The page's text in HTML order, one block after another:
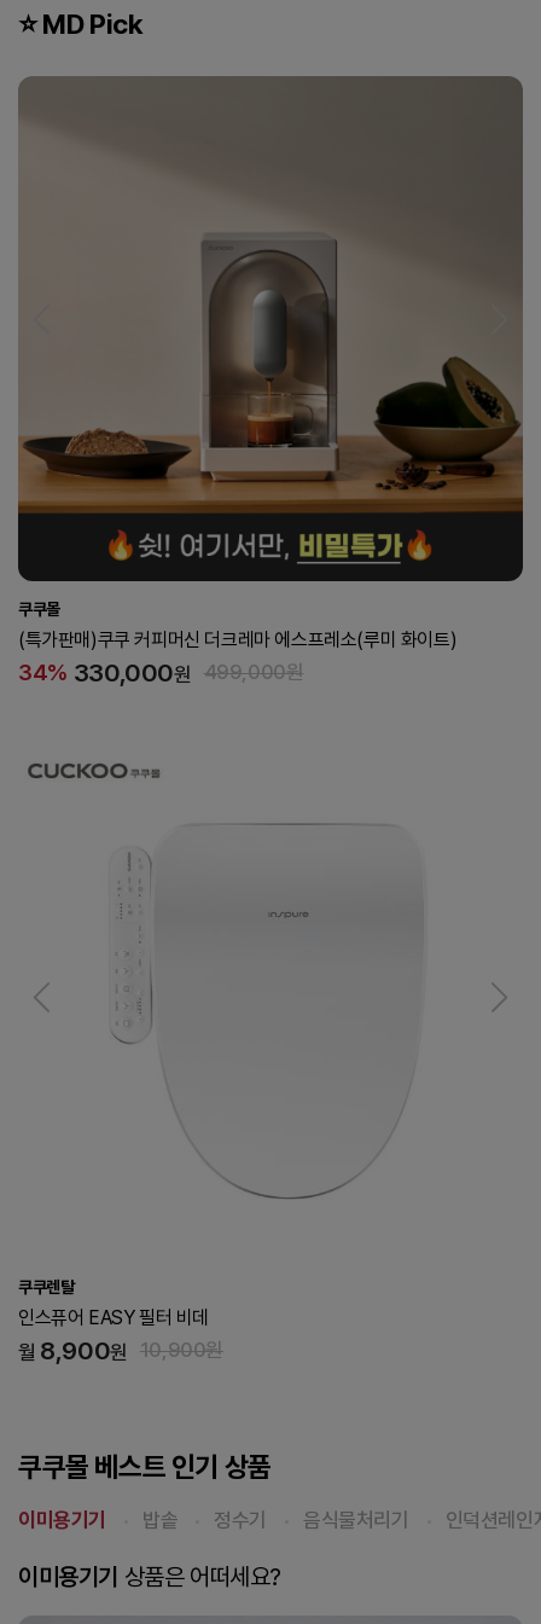
⭐ MD Pick
쿠쿠몰
46% 128,000원 239,000원
쿠쿠렌탈
레스티노 매트리스 Q [경도:하드][방문/4개월]
월 42,900원 46,900원
쿠쿠몰 베스트 인기 상품
이미용기기 밥솥 정수기 음식물처리기 인덕션레인
이미용기기 상품은 어떠세요?